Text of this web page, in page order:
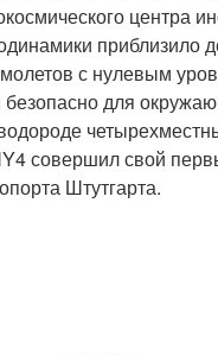
центра
приблизило
с нулевым
безопасно для
совершил свой
Штутгарта.